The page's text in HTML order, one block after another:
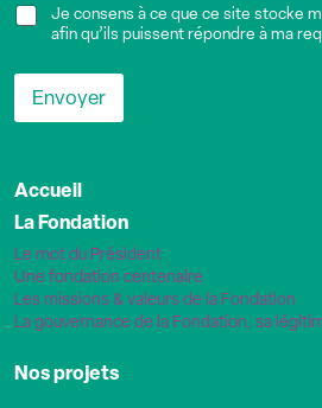
Je consens à ce que ce site stocke
afin qu’ils puissent répondre à ma
Envoyer
Accueil
La Fondation
Le mot du Président
Une fondation centenaire
Les missions & valeurs de la Fondation
La gouvernance de la Fondation, sa
Nos projets